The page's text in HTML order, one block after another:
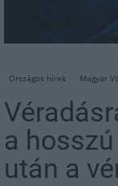
Országos hírek Magyar
a
után a